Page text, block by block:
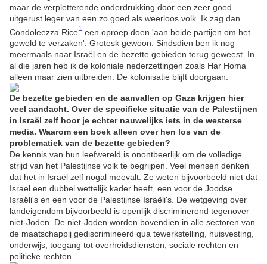
maar de verpletterende onderdrukking door een zeer goed
uitgerust leger van een zo goed als weerloos volk. Ik zag dan
Condoleezza Rice1 een oproep doen 'aan beide partijen om het
geweld te verzaken'. Grotesk gewoon. Sindsdien ben ik nog
meermaals naar Israël en de bezette gebieden terug geweest. In
al die jaren heb ik de koloniale nederzettingen zoals Har Homa
alleen maar zien uitbreiden. De kolonisatie blijft doorgaan.
De bezette gebieden en de aanvallen op Gaza krijgen hier
veel aandacht. Over de specifieke situatie van de Palestijnen
in Israël zelf hoor je echter nauwelijks iets in de westerse
media. Waarom een boek alleen over hen los van de
problematiek van de bezette gebieden?
De kennis van hun leefwereld is onontbeerlijk om de volledige
strijd van het Palestijnse volk te begrijpen. Veel mensen denken
dat het in Israël zelf nogal meevalt. Ze weten bijvoorbeeld niet dat
Israel een dubbel wettelijk kader heeft, een voor de Joodse
Israëli's en een voor de Palestijnse Israëli's. De wetgeving over
landeigendom bijvoorbeeld is openlijk discriminerend tegenover
niet-Joden. De niet-Joden worden bovendien in alle sectoren van
de maatschappij gediscrimineerd qua tewerkstelling, huisvesting,
onderwijs, toegang tot overheidsdiensten, sociale rechten en
politieke rechten.